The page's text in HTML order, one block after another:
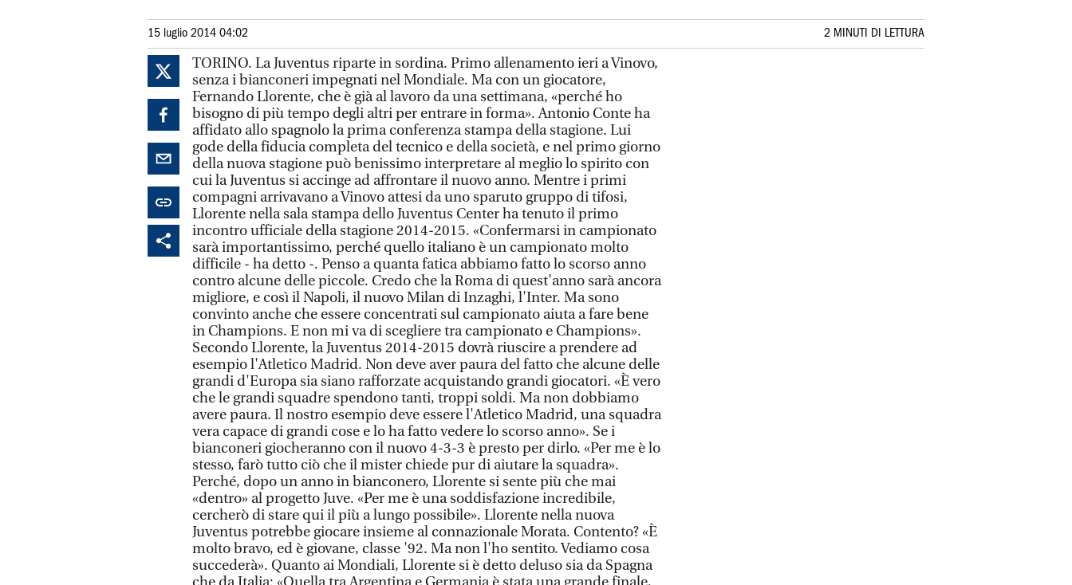
15 luglio 2014 04:02 2 MINUTI DI LETTURA
TORINO. La Juventus riparte in sordina. Primo allenamento ieri a Vinovo,
senza i bianconeri impegnati nel Mondiale. Ma con un giocatore,
Fernando Llorente, che è già al lavoro da una settimana, «perché ho
bisogno di più tempo degli altri per entrare in forma». Antonio Conte ha
affidato allo spagnolo la prima conferenza stampa della stagione. Lui
gode della fiducia completa del tecnico e della società, e nel primo giorno
della nuova stagione può benissimo interpretare al meglio lo spirito con
cui la Juventus si accinge ad affrontare il nuovo anno. Mentre i primi
compagni arrivavano a Vinovo attesi da uno sparuto gruppo di tifosi,
Llorente nella sala stampa dello Juventus Center ha tenuto il primo
incontro ufficiale della stagione 2014-2015. «Confermarsi in campionato
sarà importantissimo, perché quello italiano è un campionato molto
difficile - ha detto -. Penso a quanta fatica abbiamo fatto lo scorso anno
contro alcune delle piccole. Credo che la Roma di quest'anno sarà ancora
migliore, e così il Napoli, il nuovo Milan di Inzaghi, l'Inter. Ma sono
convinto anche che essere concentrati sul campionato aiuta a fare bene
in Champions. E non mi va di scegliere tra campionato e Champions».
Secondo Llorente, la Juventus 2014-2015 dovrà riuscire a prendere ad
esempio l'Atletico Madrid. Non deve aver paura del fatto che alcune delle
grandi d'Europa sia siano rafforzate acquistando grandi giocatori. «È vero
che le grandi squadre spendono tanti, troppi soldi. Ma non dobbiamo
avere paura. Il nostro esempio deve essere l'Atletico Madrid, una squadra
vera capace di grandi cose e lo ha fatto vedere lo scorso anno». Se i
bianconeri giocheranno con il nuovo 4-3-3 è presto per dirlo. «Per me è lo
stesso, farò tutto ciò che il mister chiede pur di aiutare la squadra».
Perché, dopo un anno in bianconero, Llorente si sente più che mai
«dentro» al progetto Juve. «Per me è una soddisfazione incredibile,
cercherò di stare qui il più a lungo possibile». Llorente nella nuova
Juventus potrebbe giocare insieme al connazionale Morata. Contento? «È
molto bravo, ed è giovane, classe '92. Ma non l'ho sentito. Vediamo cosa
succederà». Quanto ai Mondiali, Llorente si è detto deluso sia da Spagna